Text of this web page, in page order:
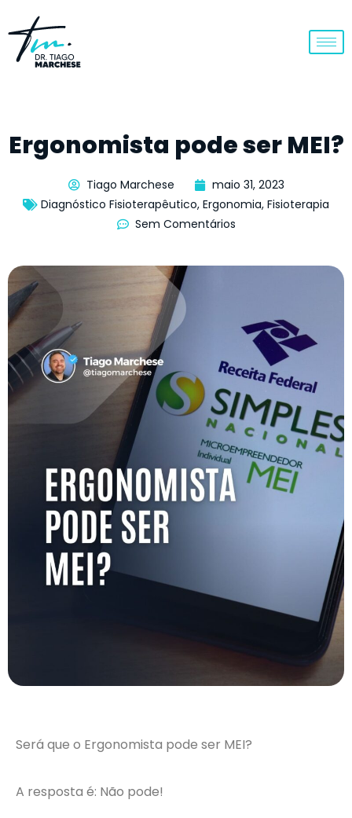
Ergonomista pode ser MEI?
Tiago Marchese
maio 31, 2023
Diagnóstico Fisioterapêutico, Ergonomia, Fisioterapia
Sem Comentários
Será que o Ergonomista pode ser MEI?
A resposta é: Não pode!